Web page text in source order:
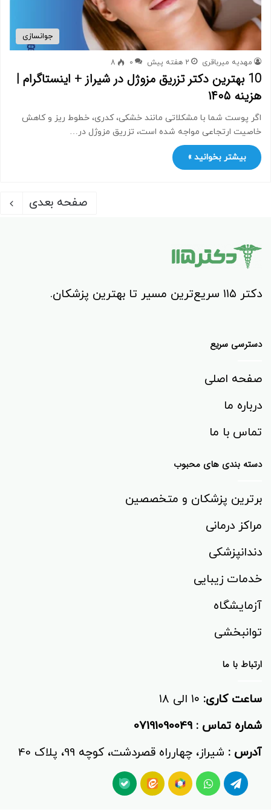
جوانسازی
مهدیه میرباقری 2 هفته پیش 0
8
10 بهترین دکتر تزریق مزوژل در شیراز + اینستاگرام |
هزینه ۱۴۰۵
اگر پوست شما با مشکلاتی مانند خشکی، کدری، خطوط ریز و کاهش
خاصیت ارتجاعی مواجه شده است، تزریق مزوژل در…
بیشتر بخوانید »
صفحه بعدی
دکتر ۱۱۵ سریع‌ترین مسیر تا بهترین پزشکان.
دسترسی سریع
صفحه اصلی
درباره ما
تماس با ما
دسته بندی های محبوب
برترین پزشکان و متخصصین
مراکز درمانی
دندانپزشکی
خدمات زیبایی
آزمایشگاه
توانبخشی‌
ارتباط با ما
ساعت کاری:
شماره تماس :
آدرس : شیراز، چهارراه قصردشت، کوچه 99، پلاک 40